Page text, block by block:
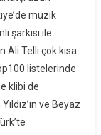
müzik
şarkısı ile
Ali Telli çok kısa
listelerinde
klibi de
ve Beyaz